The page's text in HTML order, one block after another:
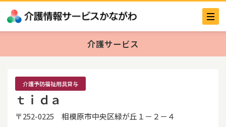
介護サービス
介護予防福祉用具貸与
ｔｉｄａ
〒252-0225 相模原市中央区緑が丘１－２－４